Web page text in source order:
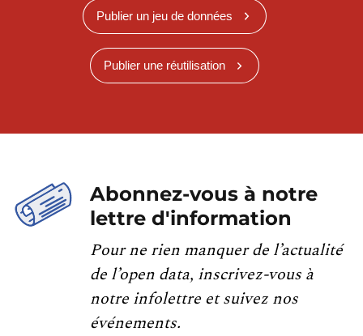
Publier un jeu de données
Publier une réutilisation
Abonnez-vous à notre
lettre d'information
Pour ne rien manquer de l’actualité
de l’open data, inscrivez-vous à
notre infolettre et suivez nos
événements.